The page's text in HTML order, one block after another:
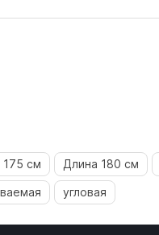
175 см Длина 180 см
угловая